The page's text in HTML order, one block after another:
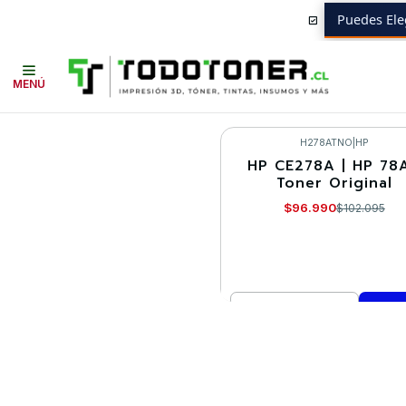
MENÚ
Puedes
Equipos HP P1608
-5%
H278ATNO HP
HP CE278A | HP
Toner Original
$96.990$102.095